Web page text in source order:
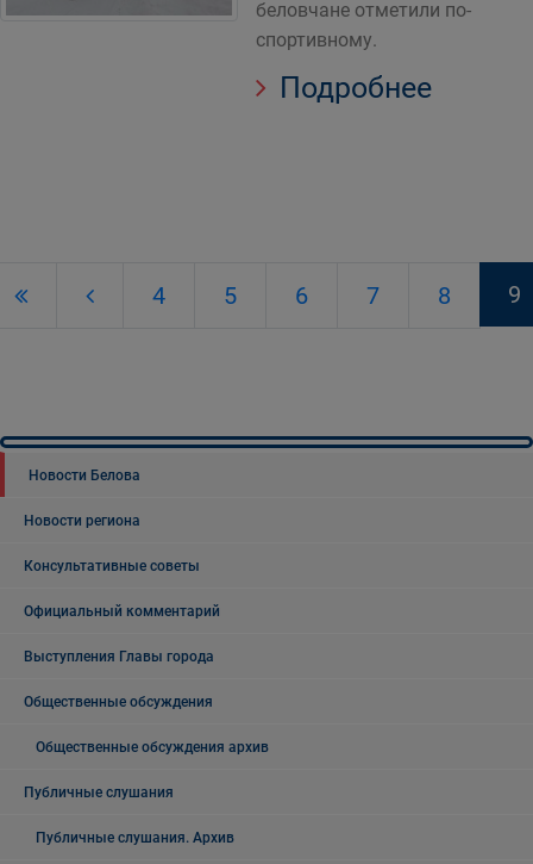
беловчане отметили по-
спортивному.
Подробнее
4 5 6 7 8 9
Новости Белова
Новости региона
Консультативные советы
Официальный комментарий
Выступления Главы города
Общественные обсуждения
Общественные обсуждения архив
Публичные слушания
Публичные слушания. Архив